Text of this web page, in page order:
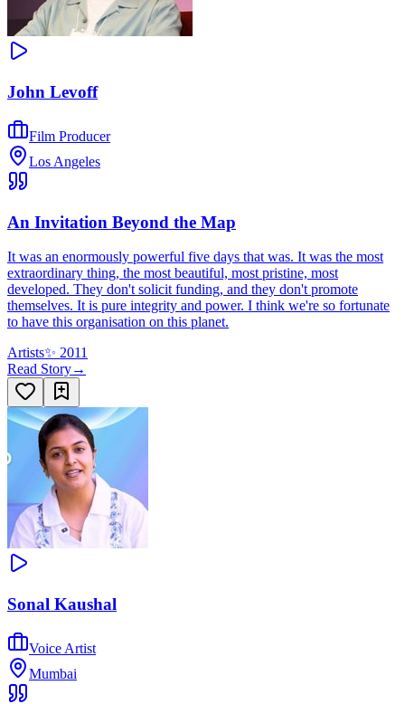
John Levoff
Film Producer
Los Angeles
An Invitation Beyond the Map
It was an enormously powerful five days that was. It was the most
extraordinary thing, the most beautiful, most pristine, most
developed. They don't solicit funding, and they don't promote
themselves. It is pure integrity and power. I think we're so fortunate
to have this organisation on this planet.
Artists✨ 2011
Read Story→
Sonal Kaushal
Voice Artist
Mumbai